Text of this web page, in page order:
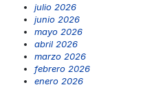
julio 2026
junio 2026
mayo 2026
abril 2026
marzo 2026
febrero 2026
enero 2026